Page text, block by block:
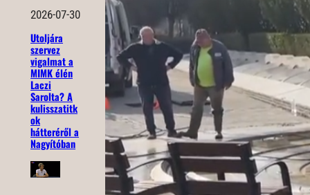
2026-07-30
Utoljára
szervez
vigalmat a
MIMK élén
Laczi
Sarolta? A
kulisszatitk
ok
hátteréről a
Nagyítóban